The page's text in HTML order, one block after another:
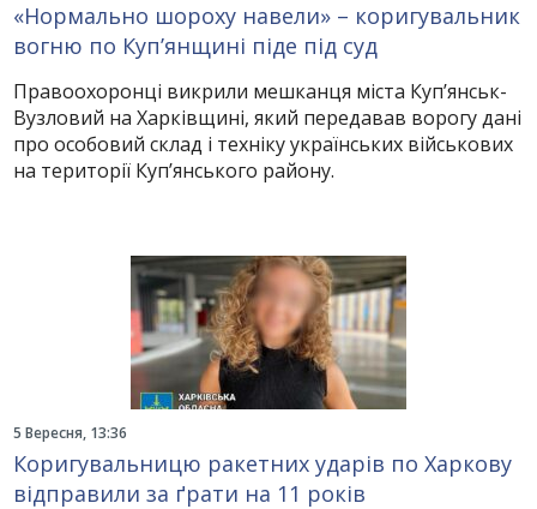
«Нормально шороху навели» – коригувальник
вогню по Куп’янщині піде під суд
Правоохоронці викрили мешканця міста Куп’янськ-
Вузловий на Харківщині, який передавав ворогу дані
про особовий склад і техніку українських військових
на території Куп’янського району.
5 Вересня, 13:36
Коригувальницю ракетних ударів по Харкову
відправили за ґрати на 11 років